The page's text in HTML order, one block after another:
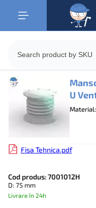
U
Material:
Fisa Tehnica.pdf
Cod produs: 7001012H
D: 75 mm
Livrare în 24h